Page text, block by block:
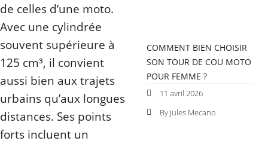
de celles d’une moto.
Avec une cylindrée
souvent supérieure à
125 cm³, il convient
aussi bien aux trajets
urbains qu’aux longues
distances. Ses points
forts incluent un
COMMENT BIEN CHOISIR
SON TOUR DE COU MOTO
POUR FEMME ?
11 avril 2026
By Jules Mecano